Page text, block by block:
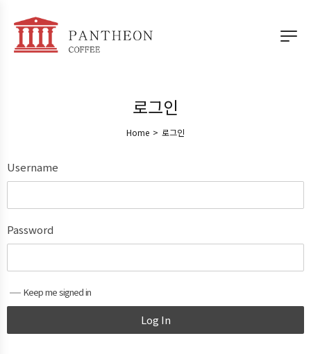
로그인
Home > 로그인
Username
Password
Keep me signed in
Log In